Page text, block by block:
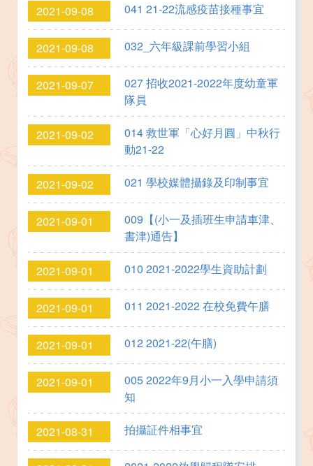
2021-09-08 041 21-22流感疫苗接種事宜
2021-09-08 032_六年級課前學習小組
2021-09-07
027 招收2021-2022年度幼童軍
隊員
2021-09-02
014 救世軍「心好月圓」中秋行
動21-22
2021-09-02 021 學校媒體攝錄及印制事宜
2021-09-01
009【(小一及插班生申請車津、
書津)通告】
2021-09-01 010 2021-2022學生資助計劃
2021-09-01 011 2021-2022 在校免費午膳
2021-09-01 012 2021-22(午膳)
2021-09-01
005 2022年9月小一入學申請須
知
2021-08-31 拍攝証件相事宜